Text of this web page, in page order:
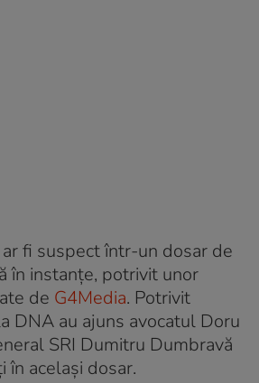
fi suspect într-un dosar de
în instanțe, potrivit unor
de G4Media. Potrivit
DNA au ajuns avocatul Doru
SRI Dumitru Dumbravă
în acelaşi dosar.